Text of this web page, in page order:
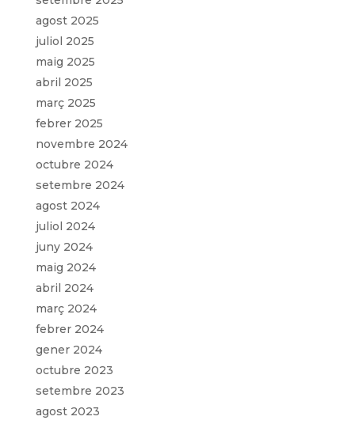
agost 2025
juliol 2025
maig 2025
abril 2025
març 2025
febrer 2025
novembre 2024
octubre 2024
setembre 2024
agost 2024
juliol 2024
juny 2024
maig 2024
abril 2024
març 2024
febrer 2024
gener 2024
octubre 2023
setembre 2023
agost 2023